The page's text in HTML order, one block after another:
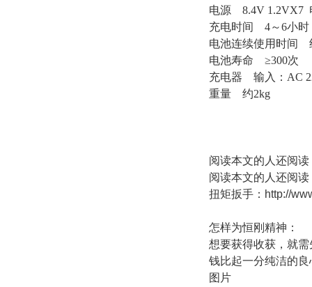
电源 8.4V 1.2VX7
充电时间 4～6小时
电池连续使用时间
电池寿命 ≥300次
充电器 输入：AC
重量 约2kg
阅读本文的人还阅读
阅读本文的人还阅读
扭矩扳手： http://
怎样为恒刚精神：
想要获得收获，就
钱比起一分纯洁的
图片